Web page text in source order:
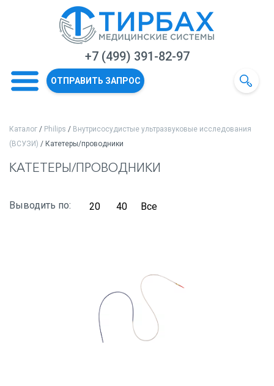
+7 (499) 391-82-97
ОТПРАВИТЬ ЗАПРОС
Каталог / Philips / Внутрисосудистые ультразвуковые исследования
(ВСУЗИ) / Катетеры/проводники
КАТЕТЕРЫ/ПРОВОДНИКИ
Выводить по: 20 40 Все